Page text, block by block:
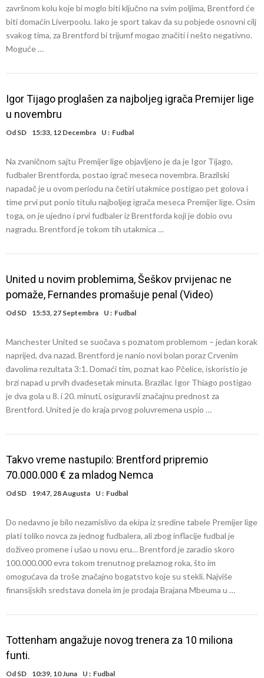
prihvatio najluđi izazov karijere – sam protiv šestorice (Video)
VIDEO Viralni snimak iz Urugvaja: Ispucana lopta izazvala
saobraćajnu nesreću
U Madridu iznenađeni nevjerovatnom ponudom za Ardu Gulera!
završnom kolu koje bi moglo biti ključno na svim poljima, Brentford će
biti domaćin Liverpoolu. Iako je sport takav da su pobjede osnovni cilj
svakog tima, za Brentford bi trijumf mogao značiti i nešto negativno.
Moguće …
Igor Tijago proglašen za najboljeg igrača Premijer lige
u novembru
Od SD 15:33, 12 Decembra U : Fudbal
Na zvaničnom sajtu Premijer lige objavljeno je da je Igor Tijago,
fudbaler Brentforda, postao igrač meseca novembra. Brazilski
napadač je u ovom periodu na četiri utakmice postigao pet golova i
time prvi put ponio titulu najboljeg igrača meseca Premijer lige. Osim
toga, on je ujedno i prvi fudbaler iz Brentforda koji je dobio ovu
nagradu. Brentford je tokom tih utakmica …
United u novim problemima, Šeškov prvijenac ne
pomaže, Fernandes promašuje penal (Video)
Od SD 15:53, 27 Septembra U : Fudbal
Manchester United se suočava s poznatom problemom – jedan korak
naprijed, dva nazad. Brentford je nanio novi bolan poraz Crvenim
đavolima rezultata 3:1. Domaći tim, poznat kao Pčelice, iskoristio je
brzi napad u prvih dvadesetak minuta. Brazilac Igor Thiago postigao
je dva gola u 8. i 20. minuti, osiguravši značajnu prednost za
Brentford. United je do kraja prvog poluvremena uspio …
Takvo vreme nastupilo: Brentford pripremio
70.000.000 € za mladog Nemca
Od SD 19:47, 28 Augusta U : Fudbal
Do nedavno je bilo nezamislivo da ekipa iz sredine tabele Premijer lige
plati toliko novca za jednog fudbalera, ali zbog inflacije fudbal je
doživeo promene i ušao u novu eru… Brentford je zaradio skoro
100.000.000 evra tokom trenutnog prelaznog roka, što im
omogućava da troše značajno bogatstvo koje su stekli. Najviše
finansijskih sredstava donela im je prodaja Brajana Mbeuma u …
Tottenham angažuje novog trenera za 10 miliona
funti.
Od SD 10:39, 10 Juna U : Fudbal